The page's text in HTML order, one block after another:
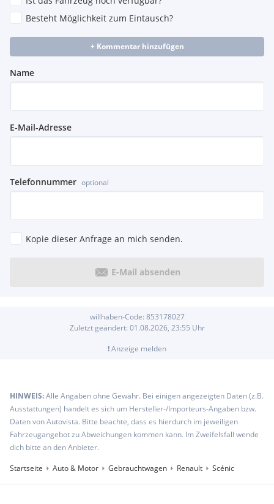
Besteht Möglichkeit zum Eintausch?
+ Kommentar hinzufügen
Name
E-Mail-Adresse
Telefonnummer optional
Kopie dieser Anfrage an mich senden.
E-Mail absenden
willhaben-Code: 853178027
Zuletzt geändert: 01.08.2026, 23:55 Uhr
!Anzeige melden
HINWEIS:Alle Angaben ohne Gewähr. Bei einigen angezeigten Daten (z.B.
Ausstattungen) handelt es sich um Hersteller-/Importeurs-Angaben bzw.
Daten von Autovista. Bitte beachte, dass es hierdurch im jeweiligen
Fahrzeugangebot zu Abweichungen kommen kann. Im Zweifelsfall wende
dich bitte an den Anbieter.
Startseite
Auto & Motor Gebrauchtwagen Renault Scénic